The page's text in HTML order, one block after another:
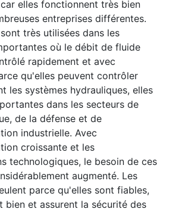
elles fonctionnent très bien
entreprises différentes.
très utilisées dans les
où le débit de fluide
rapidement et avec
qu'elles peuvent contrôler
les systèmes hydrauliques, elles
dans les secteurs de
de la défense et de
industrielle. Avec
croissante et les
technologiques, le besoin de ces
augmenté. Les
parce qu'elles sont fiables,
bien et assurent la sécurité des